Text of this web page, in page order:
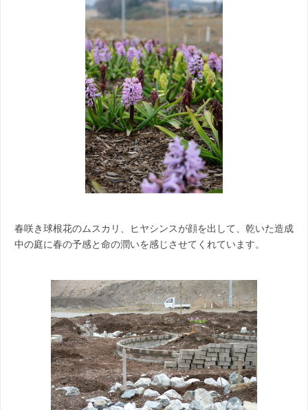
春咲き球根花のムスカリ、ヒヤシンスが顔を出して、乾いた造成
中の庭に春の予感と命の潤いを感じさせてくれています。